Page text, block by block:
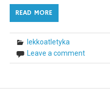
READ MORE
lekkoatletyka
Leave a comment